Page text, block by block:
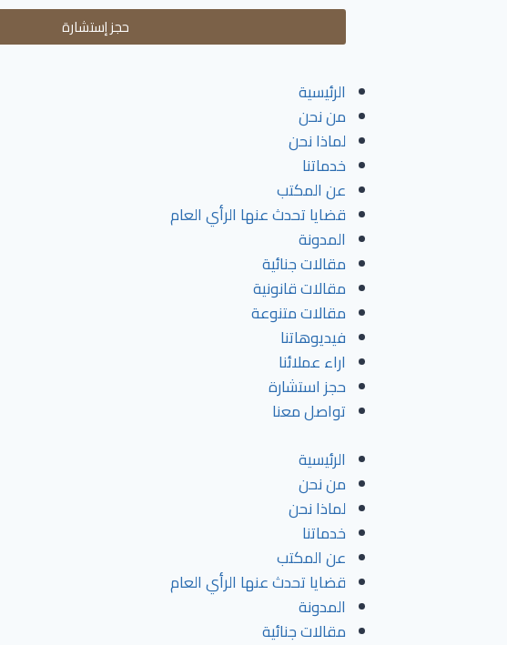
حجز إستشارة
الرئيسية
من نحن
لماذا نحن
خدماتنا
عن المكتب
قضايا تحدث عنها الرأي العام
المدونة
مقالات جنائية
مقالات قانونية
مقالات متنوعة
فيديوهاتنا
اراء عملائنا
حجز استشارة
تواصل معنا
الرئيسية
من نحن
لماذا نحن
خدماتنا
عن المكتب
قضايا تحدث عنها الرأي العام
المدونة
مقالات جنائية